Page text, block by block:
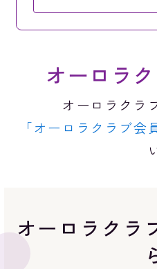
オーロラ
オーロラクラ
「オーロラクラブ会
オーロラクラ